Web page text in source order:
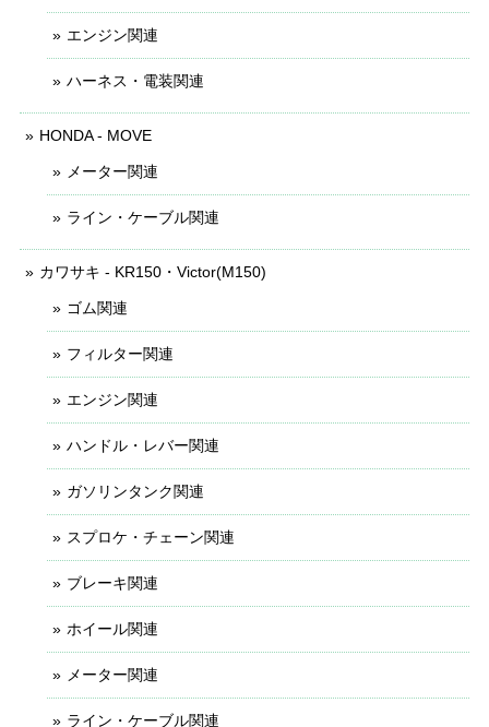
エンジン関連
ハーネス・電装関連
HONDA - MOVE
メーター関連
ライン・ケーブル関連
カワサキ - KR150・Victor(M150)
ゴム関連
フィルター関連
エンジン関連
ハンドル・レバー関連
ガソリンタンク関連
スプロケ・チェーン関連
ブレーキ関連
ホイール関連
メーター関連
ライン・ケーブル関連